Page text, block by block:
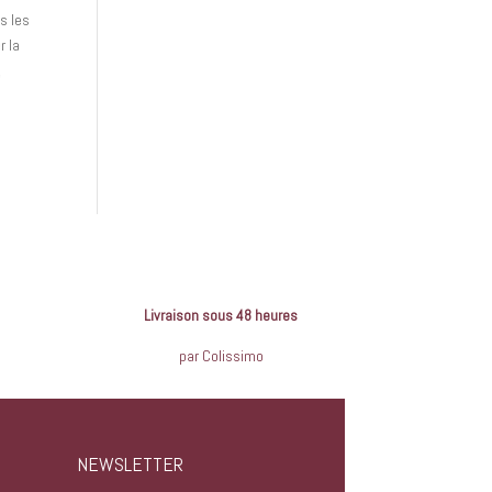
les
la
Livraison sous 48 heures
par Colissimo
NEWSLETTER